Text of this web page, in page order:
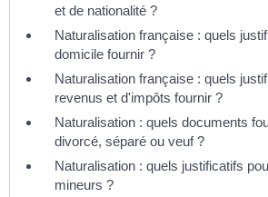
et de nationalité ?
Naturalisation française : quels
domicile fournir ?
Naturalisation française : quels
revenus et d'impôts fournir ?
Naturalisation : quels documents
divorcé, séparé ou veuf ?
Naturalisation : quels justificatifs
mineurs ?